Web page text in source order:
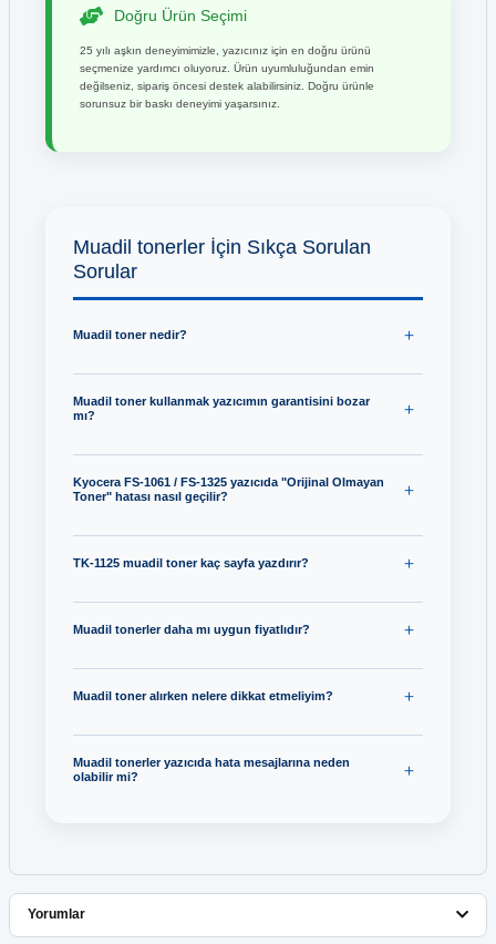
Doğru Ürün Seçimi
25 yılı aşkın deneyimimizle, yazıcınız için en doğru ürünü
seçmenize yardımcı oluyoruz. Ürün uyumluluğundan emin
değilseniz, sipariş öncesi destek alabilirsiniz. Doğru ürünle
sorunsuz bir baskı deneyimi yaşarsınız.
Muadil tonerler İçin Sıkça Sorulan
Sorular
Muadil toner nedir?
Muadil toner kullanmak yazıcımın garantisini bozar
mı?
Kyocera FS-1061 / FS-1325 yazıcıda "Orijinal Olmayan
Toner" hatası nasıl geçilir?
TK-1125 muadil toner kaç sayfa yazdırır?
Muadil tonerler daha mı uygun fiyatlıdır?
Muadil toner alırken nelere dikkat etmeliyim?
Muadil tonerler yazıcıda hata mesajlarına neden
olabilir mi?
Yorumlar